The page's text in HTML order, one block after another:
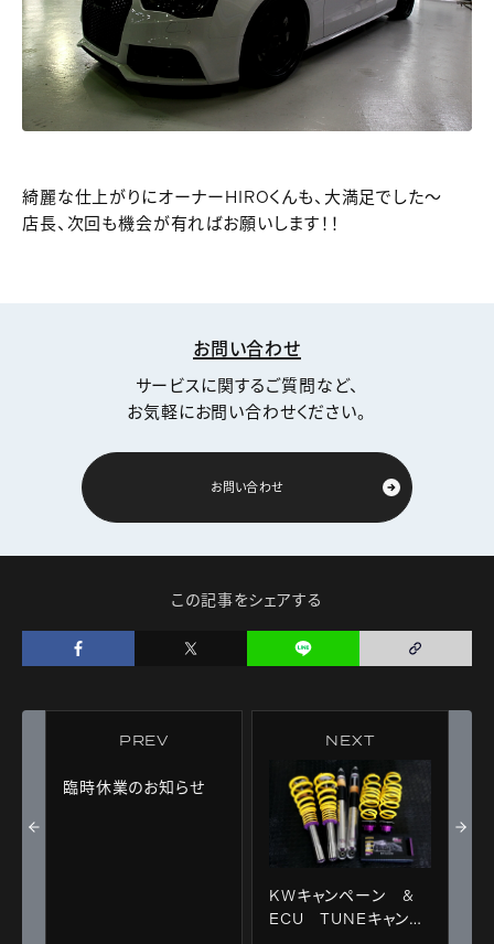
綺麗な仕上がりにオーナーHIROくんも、大満足でした～
店長、次回も機会が有ればお願いします！！
お問い合わせ
サービスに関するご質問など、
お気軽にお問い合わせください。
お問い合わせ
この記事をシェアする
PREV
臨時休業のお知らせ
NEXT
KWキャンペーン &
ECU TUNEキャンペ